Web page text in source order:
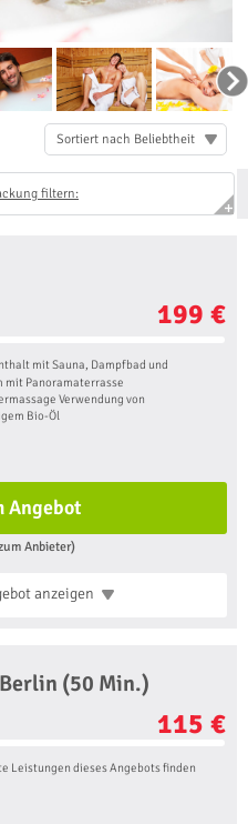
Sortiert nach Beliebtheit
filtern:
199 €
mit Sauna, Dampfbad und
mit Panoramaterrasse
Verwendung von
Bio-Öl
Angebot
Anbieter)
anzeigen
(50 Min.)
115 €
Leistungen dieses Angebots finden